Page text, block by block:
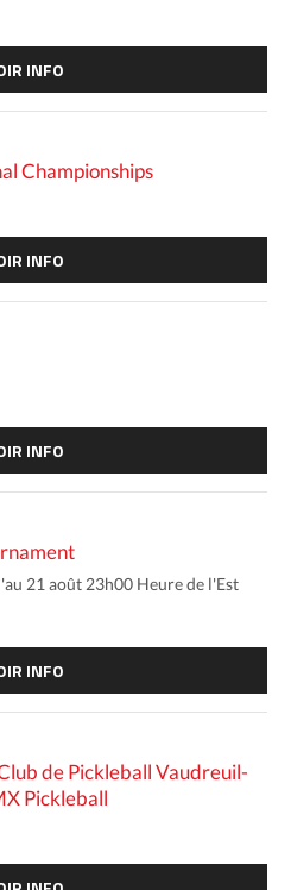
INFO
Championships
INFO
INFO
21 août 23h00 Heure de l'Est
INFO
de Pickleball Vaudreuil-
Pickleball